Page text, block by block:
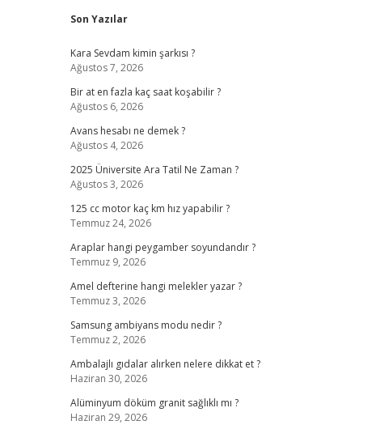
Sidebar
Son Yazılar
Kara Sevdam kimin şarkısı ?
Ağustos 7, 2026
Bir at en fazla kaç saat koşabilir ?
Ağustos 6, 2026
Avans hesabı ne demek ?
Ağustos 4, 2026
2025 Üniversite Ara Tatil Ne Zaman ?
Ağustos 3, 2026
125 cc motor kaç km hız yapabilir ?
Temmuz 24, 2026
Araplar hangi peygamber soyundandır ?
Temmuz 9, 2026
Amel defterine hangi melekler yazar ?
Temmuz 3, 2026
Samsung ambiyans modu nedir ?
Temmuz 2, 2026
Ambalajlı gıdalar alırken nelere dikkat et ?
Haziran 30, 2026
Alüminyum döküm granit sağlıklı mı ?
Haziran 29, 2026